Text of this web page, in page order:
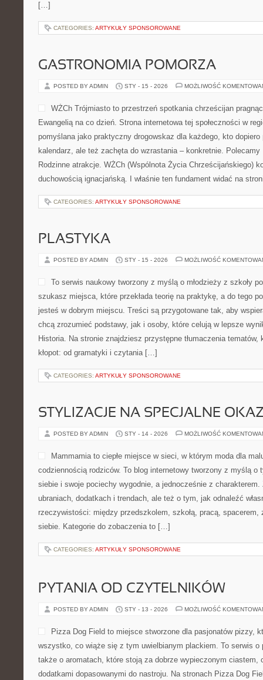
[…]
CATEGORIES: ARTYKUŁY SPONSOROWANE
GASTRONOMIA POMORZA
POSTED BY ADMIN STY - 15 - 2026 MOŻLIWOŚĆ
WŻCh Trójmiasto to przestrzeń spotkania chrześcijan
Ewangelią na co dzień. Strona internetowa tej społeczności w
pomyślana jako praktyczny drogowskaz dla każdego, kto
kalendarz, ale też zachęta do wzrastania – konkretnie.
Rodzinne atrakcje. WŻCh (Wspólnota Życia Chrześcijańskiego)
duchowością ignacjańską. I właśnie ten fundament widać na
CATEGORIES: ARTYKUŁY SPONSOROWANE
PLASTYKA
POSTED BY ADMIN STY - 15 - 2026 MOŻLIWOŚĆ
To serwis naukowy tworzony z myślą o młodzieży z szkoły
szukasz miejsca, które przekłada teorię na praktykę, a do tego
jesteś w dobrym miejscu. Treści są przygotowane tak, aby
chcą zrozumieć podstawy, jak i osoby, które celują w lepsze
Historia. Na stronie znajdziesz przystępne tłumaczenia tematów,
kłopot: od gramatyki i czytania […]
CATEGORIES: ARTYKUŁY SPONSOROWANE
STYLIZACJE NA SPECJALNE
POSTED BY ADMIN STY - 14 - 2026 MOŻLIWOŚĆ
Mammamia to ciepłe miejsce w sieci, w którym moda dla
codziennością rodziców. To blog internetowy tworzony z myślą o
siebie i swoje pociechy wygodnie, a jednocześnie z
ubraniach, dodatkach i trendach, ale też o tym, jak odnaleźć
rzeczywistości: między przedszkolem, szkołą, pracą,
siebie. Kategorie do zobaczenia to […]
CATEGORIES: ARTYKUŁY SPONSOROWANE
PYTANIA OD CZYTELNIKÓW
POSTED BY ADMIN STY - 13 - 2026 MOŻLIWOŚĆ
Pizza Dog Field to miejsce stworzone dla pasjonatów pizzy,
wszystko, co wiąże się z tym uwielbianym plackiem. To serwis
także o aromatach, które stoją za dobrze wypieczonym ciastem,
dodatkami dopasowanymi do nastroju. Na stronach Pizza Dog